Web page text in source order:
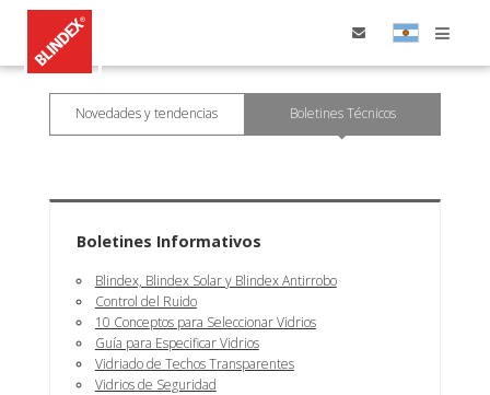
Home
Puntos de Ventas
Elegí tu vidrio
Novedades y tendencias Boletines Técnicos
Boletines Informativos
Blindex, Blindex Solar y Blindex Antirrobo
Control del Ruido
10 Conceptos para Seleccionar Vidrios
Guía para Especificar Vidrios
Vidriado de Techos Transparentes
Vidrios de Seguridad